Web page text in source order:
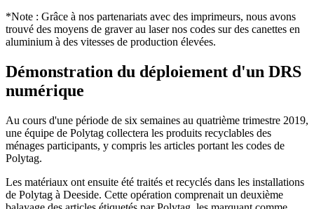
*Note : Grâce à nos partenariats avec des imprimeurs, nous avons
trouvé des moyens de graver au laser nos codes sur des canettes en
aluminium à des vitesses de production élevées.
Démonstration du déploiement d'un DRS
numérique
Au cours d'une période de six semaines au quatrième trimestre 2019,
une équipe de Polytag collectera les produits recyclables des
ménages participants, y compris les articles portant les codes de
Polytag.
Les matériaux ont ensuite été traités et recyclés dans les installations
de Polytag à Deeside. Cette opération comprenait un deuxième